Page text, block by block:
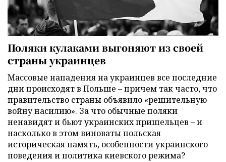
Поляки кулаками выгоняют из своей
страны украинцев
Массовые нападения на украинцев все последние
дни происходят в Польше – причем так часто, что
правительство страны объявило «решительную
войну насилию». За что обычные поляки
ненавидят и бьют украинских пришельцев – и
насколько в этом виноваты польская
историческая память, особенности украинского
поведения и политика киевского режима?